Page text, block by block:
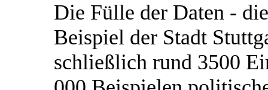
Die Fülle der Daten -
Beispiel der Stadt
schließlich rund 3500